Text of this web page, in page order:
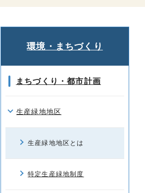
環境・まちづくり
まちづくり・都市計画
生産緑地地区
生産緑地地区とは
特定生産緑地制度